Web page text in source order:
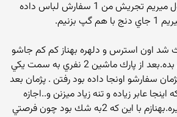
- پس اگر موافق باشي اول ميريم تجريش من 1 سفارش لباس داده
بزنيم.
شد اون استرس و دلهره بهناز كم كم جاشو
به 1 جور راحتي و نزديكي بده.بعد از پارك ماشين 2 نفري به سمت يكي
سفارشو اونجا داده بود رفتن . پژمان بعد
كه اينجا عابر زياده و تنه زياد ميزنن و..اجازه
خواست دست بهنازو بگيره.بهنازم با اين كه 2به شك بود چون فرصتي